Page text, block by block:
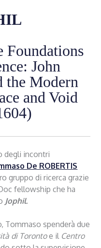
Foundations
John
the Modern
and Void
degli incontri
De ROBERTIS
gruppo di ricerca grazie
fellowship che ha
Jophil.
Tommaso spenderà due
di Torontoe il Centro